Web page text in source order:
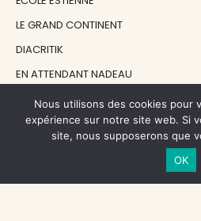
LE GRAND CONTINENT
DIACRITIK
EN ATTENDANT NADEAU
NOS SOUTIENS
Nous utilisons des cookies pour
expérience sur notre site web. Si
site, nous supposerons que
OK